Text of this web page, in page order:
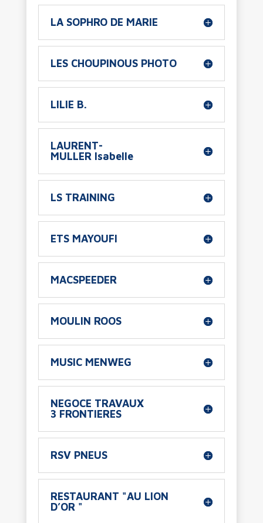
LA SOPHRO DE MARIE
LES CHOUPINOUS PHOTO
LILIE B.
LAURENT-
MULLER Isabelle
LS TRAINING
ETS MAYOUFI
MACSPEEDER
MOULIN ROOS
MUSIC MENWEG
NEGOCE TRAVAUX
3 FRONTIERES
RSV PNEUS
RESTAURANT "AU LION
D’OR "